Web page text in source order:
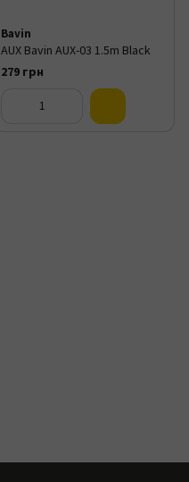
Bavin
AUX Bavin AUX-03 1.5m Black
279 грн